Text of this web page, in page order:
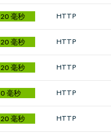
20 毫秒 HTTP
20 毫秒 HTTP
20 毫秒 HTTP
0 毫秒 HTTP
20 毫秒 HTTP